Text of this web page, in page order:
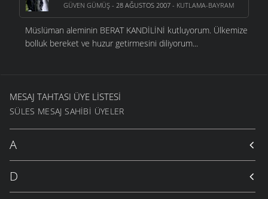
GÜVEN GÜMÜŞ - 28 AĞUSTOS 2007 - KUTLAMA-BAYRAM
Müslüman aleminin BERAT KANDİLİNİ kutluyorum. Ülkemize
bolluk bereket ve huzur getirmesini diliyorum...
MESAJ TAHTASI ÜYE LISTESI
SÜLES MESAJ SAHIBI ÜYELER
A
D